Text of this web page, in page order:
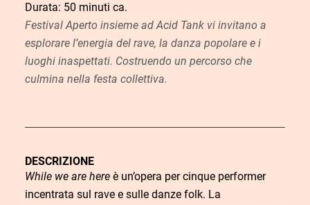
Durata: 50 minuti ca.
Festival Aperto insieme ad Acid Tank vi invitano a
esplorare l’energia del rave, la danza popolare e i
luoghi inaspettati. Costruendo un percorso che
culmina nella festa collettiva.
DESCRIZIONE
While we are here è un’opera per cinque performer
incentrata sul rave e sulle danze folk. La